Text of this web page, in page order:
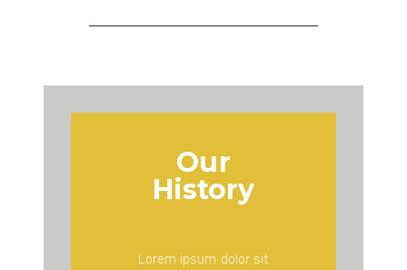
Our
History
Lorem ipsum dolor sit